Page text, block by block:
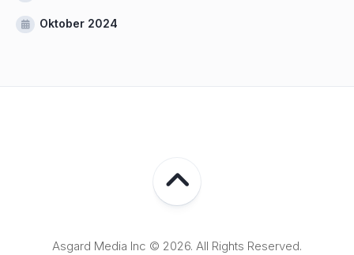
Oktober 2024
Asgard Media Inc © 2026. All Rights Reserved.